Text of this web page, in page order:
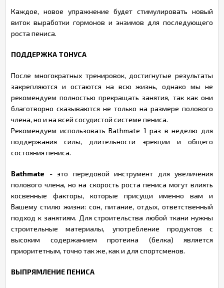
Каждое, новое упражнение будет стимулировать новый
виток выработки гормонов и энзимов для последующего
роста пениса.
ПОДДЕРЖКА ТОНУСА
После многократных тренировок, достигнутые результаты
закрепляются и остаются на всю жизнь, однако мы не
рекомендуем полностью прекращать занятия, так как они
благотворно сказываются не только на размере полового
члена, но и на всей сосудистой системе пениса.
Рекомендуем использовать Bathmate 1 раз в неделю для
поддержания силы, длительности эрекции и общего
состояния пениса.
Bathmate - это передовой инструмент для увеличения
полового члена, но на скорость роста пениса могут влиять
косвенные факторы, которые присущи именно вам и
Вашему стилю жизни: сон, питание, отдых, ответственный
подход к занятиям. Для строительства любой ткани нужны
строительные материалы, употребление продуктов с
высоким содержанием протеина (белка) является
приоритетным, точно так же, как и для спортсменов.
ВЫПРЯМЛЕНИЕ ПЕНИСА